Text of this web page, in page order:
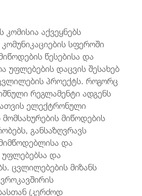
კომისია აქვეყნებს
სფეროში
წესებისა და
უფლებების დაცვის შესახებ
პროექტს. როგორც
რეგლამენტი ადგენს
ელექტრონული
მიწოდების
განსაზღვრავს
და
და
ცვლილებების მიზანს
(კერძოდ